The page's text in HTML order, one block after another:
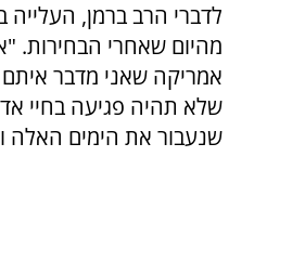
לדברי הרב ברמן,
מהיום שאחרי הבחירות.
אמריקה שאני מדבר איתם
שלא תהיה פגיעה בחיי
שנעבור את הימים האלה